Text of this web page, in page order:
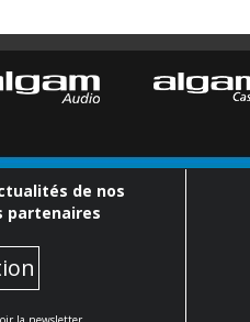
de nos
partenaires